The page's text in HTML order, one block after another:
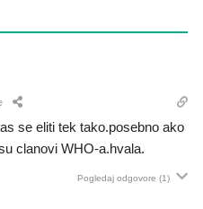
se eliti tek tako.posebno ako
clanovi WHO-a.hvala.
Pogledaj odgovore (1)